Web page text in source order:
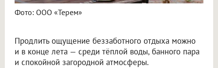
Фото: ООО «Терем»
Продлить ощущение беззаботного отдыха можно
и в конце лета — среди тёплой воды, банного пара
и спокойной загородной атмосферы.